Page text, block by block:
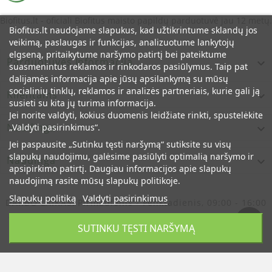
Parduotuvės Informacija
Klientams 
Naudinga
Naudinga
Biofitus.lt naudojame slapukus, kad užtikrintume sklandų jos
veikimą, paslaugas ir funkcijas, analizuotume lankytojų
elgseną, pritaikytume naršymo patirtį bei pateiktume
suasmenintus reklamos ir rinkodaros pasiūlymus. Taip pat
dalijamės informacija apie jūsų apsilankymą su mūsų
socialinių tinklų, reklamos ir analizės partneriais, kurie gali ją
susieti su kita jų turima informacija.
Jei norite valdyti, kokius duomenis leidžiate rinkti, spustelėkite
„Valdyti pasirinkimus“.
Jei paspausite „Sutinku tęsti naršymą“ sutiksite su visų
slapukų naudojimu, galėsime pasiūlyti optimalią naršymo ir
apsipirkimo patirtį. Daugiau informacijos apie slapukų
naudojimą rasite mūsų slapukų politikoje.
Slapukų politiką Valdyti pasirinkimus
SUTINKU TĘSTI NARŠYMĄ
DARBO LAIKAS:
Pirmadienis - Penktadienis, 09:00 - 16:00
© Oficiali Biofitus Maisto Papildų Parduotuvė Lietuvoje
Jau 12 Metų